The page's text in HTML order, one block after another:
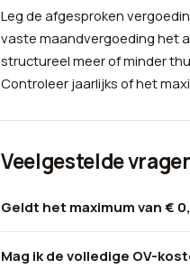
Leg de afgesproken
vaste maandvergoeding het
structureel meer of minder
Controleer jaarlijks of het
Veelgestelde
Geldt het maximum van €
Mag ik de volledige OV-